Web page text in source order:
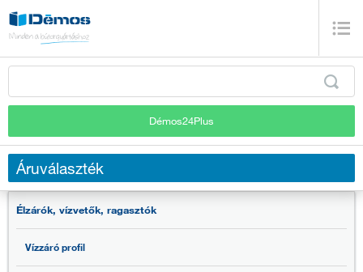
Démos24Plus
Áruválaszték
Élzárók, vízvetők, ragasztók
Vízzáró profil